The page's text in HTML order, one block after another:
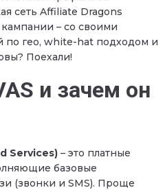
сеть Affiliate Dragons
кампании – со своими
гео, white-hat подходом и
Поехали!
и зачем он
Services) – это платные
базовые
(звонки и SMS). Проще